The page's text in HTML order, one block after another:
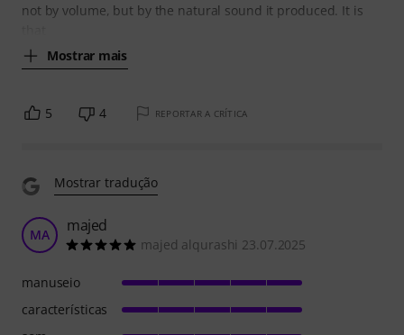
not by volume, but by the natural sound it produced. It is
Mostrar mais
5 4 REPORTAR A CRÍTICA
Mostrar tradução
MA majed
majed alqurashi 23.07.2025
manuseio
características